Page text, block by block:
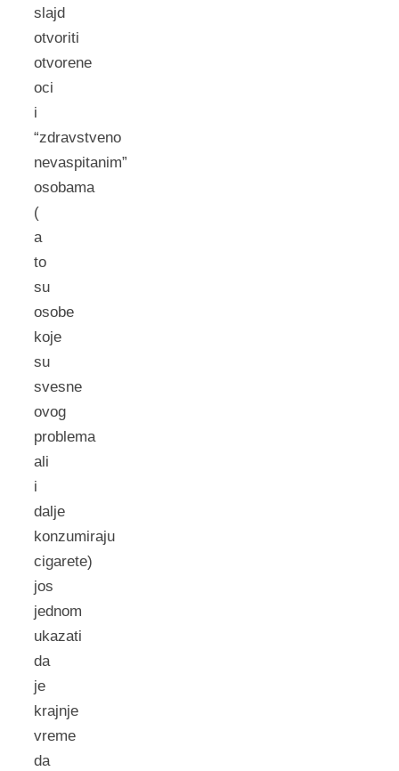
slajd
otvoriti
otvorene
oci
i
“zdravstveno
nevaspitanim”
osobama
(
a
to
su
osobe
koje
su
svesne
ovog
problema
ali
i
dalje
konzumiraju
cigarete)
jos
jednom
ukazati
da
je
krajnje
vreme
da